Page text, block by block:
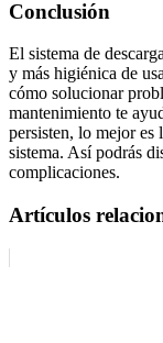
Conclusión
El sistema de
y más higiénica de
cómo solucionar
mantenimiento te
persisten, lo mejor es
sistema. Así podrás
complicaciones.
Artículos